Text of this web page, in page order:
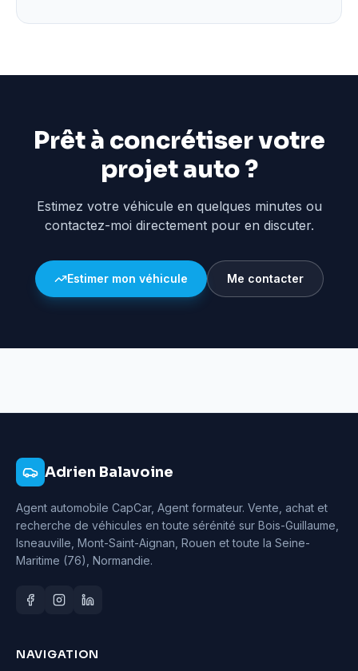
Prêt à concrétiser votre
projet auto ?
Estimez votre véhicule en quelques minutes ou
contactez-moi directement pour en discuter.
Estimer mon véhicule Me contacter
Adrien Balavoine
Agent automobile CapCar, Agent formateur. Vente, achat et
recherche de véhicules en toute sérénité sur Bois-Guillaume,
Isneauville, Mont-Saint-Aignan, Rouen et toute la Seine-
Maritime (76), Normandie.
NAVIGATION